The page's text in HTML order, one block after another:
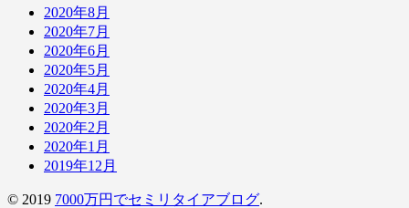
2020年8月
2020年7月
2020年6月
2020年5月
2020年4月
2020年3月
2020年2月
2020年1月
2019年12月
© 2019 7000万円でセミリタイアブログ.